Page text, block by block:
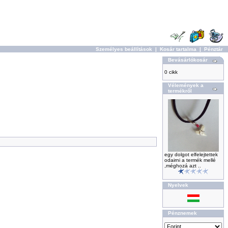
Személyes beállítások | Kosár tartalma | Pénztár
Bevásárlókosár
0 cikk
Vélemények a
termékről
egy dolgot elfelejtettek
odairni a termék mellé
,méghozá azt ..
Nyelvek
Pénznemek